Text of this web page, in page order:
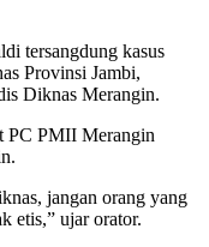
tersangdung kasus
Provinsi Jambi,
Diknas Merangin.
PC PMII Merangin
jangan orang yang
etis,” ujar orator.